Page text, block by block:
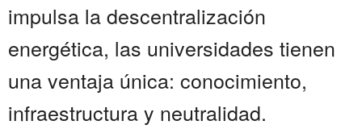
impulsa la descentralización
energética, las universidades tienen
una ventaja única: conocimiento,
infraestructura y neutralidad.